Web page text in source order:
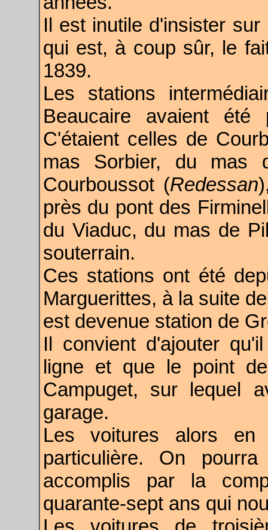
Il est inutile d'insister
qui est, à coup sûr, le
1839.
Les stations
Beaucaire avaient
C'étaient celles de
mas Sorbier, du mas
Courboussot (Redessan
près du pont des
du Viaduc, du mas de
souterrain.
Ces stations ont été
Marguerittes, à la suite
est devenue station de
Il convient d'ajouter
ligne et que le point
Campuget, sur lequel
garage.
Les voitures alors en
particulière. On
accomplis par la
quarante-sept ans qui